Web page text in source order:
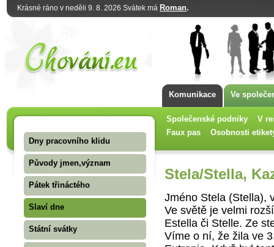
Krásné ráno v neděli 9. 8. 2026 Svátek má Roman.
Komunikace Ve
Společenské podniky
V
Faux pas
Osobnosti
Dny pracovního klidu
Původy jmen,význam
Pátek třináctého
Slaví dne
Státní svátky
Stela/Stella,
Jméno Stela (Stella),
Ve světě je velmi
Estella či Stelle. Ze
Víme o ní, že žila ve